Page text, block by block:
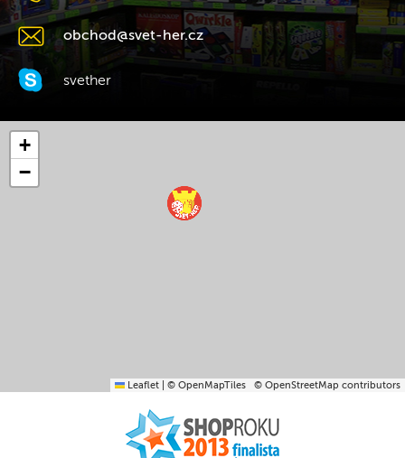
obchod@svet-her.cz
svether
+
−
Leaflet © OpenMapTiles © OpenStreetMap contributors